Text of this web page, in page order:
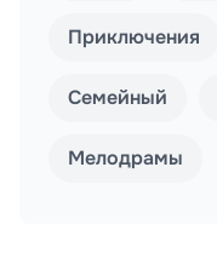
Приключения
Семейный
Мелодрамы